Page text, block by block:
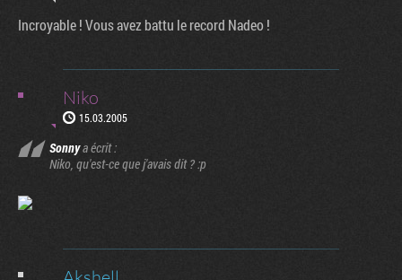
Incroyable ! Vous avez battu le record Nadeo !
Niko
15.03.2005
Sonnya écrit :
Niko, qu'est-ce que j'avais dit ? :p